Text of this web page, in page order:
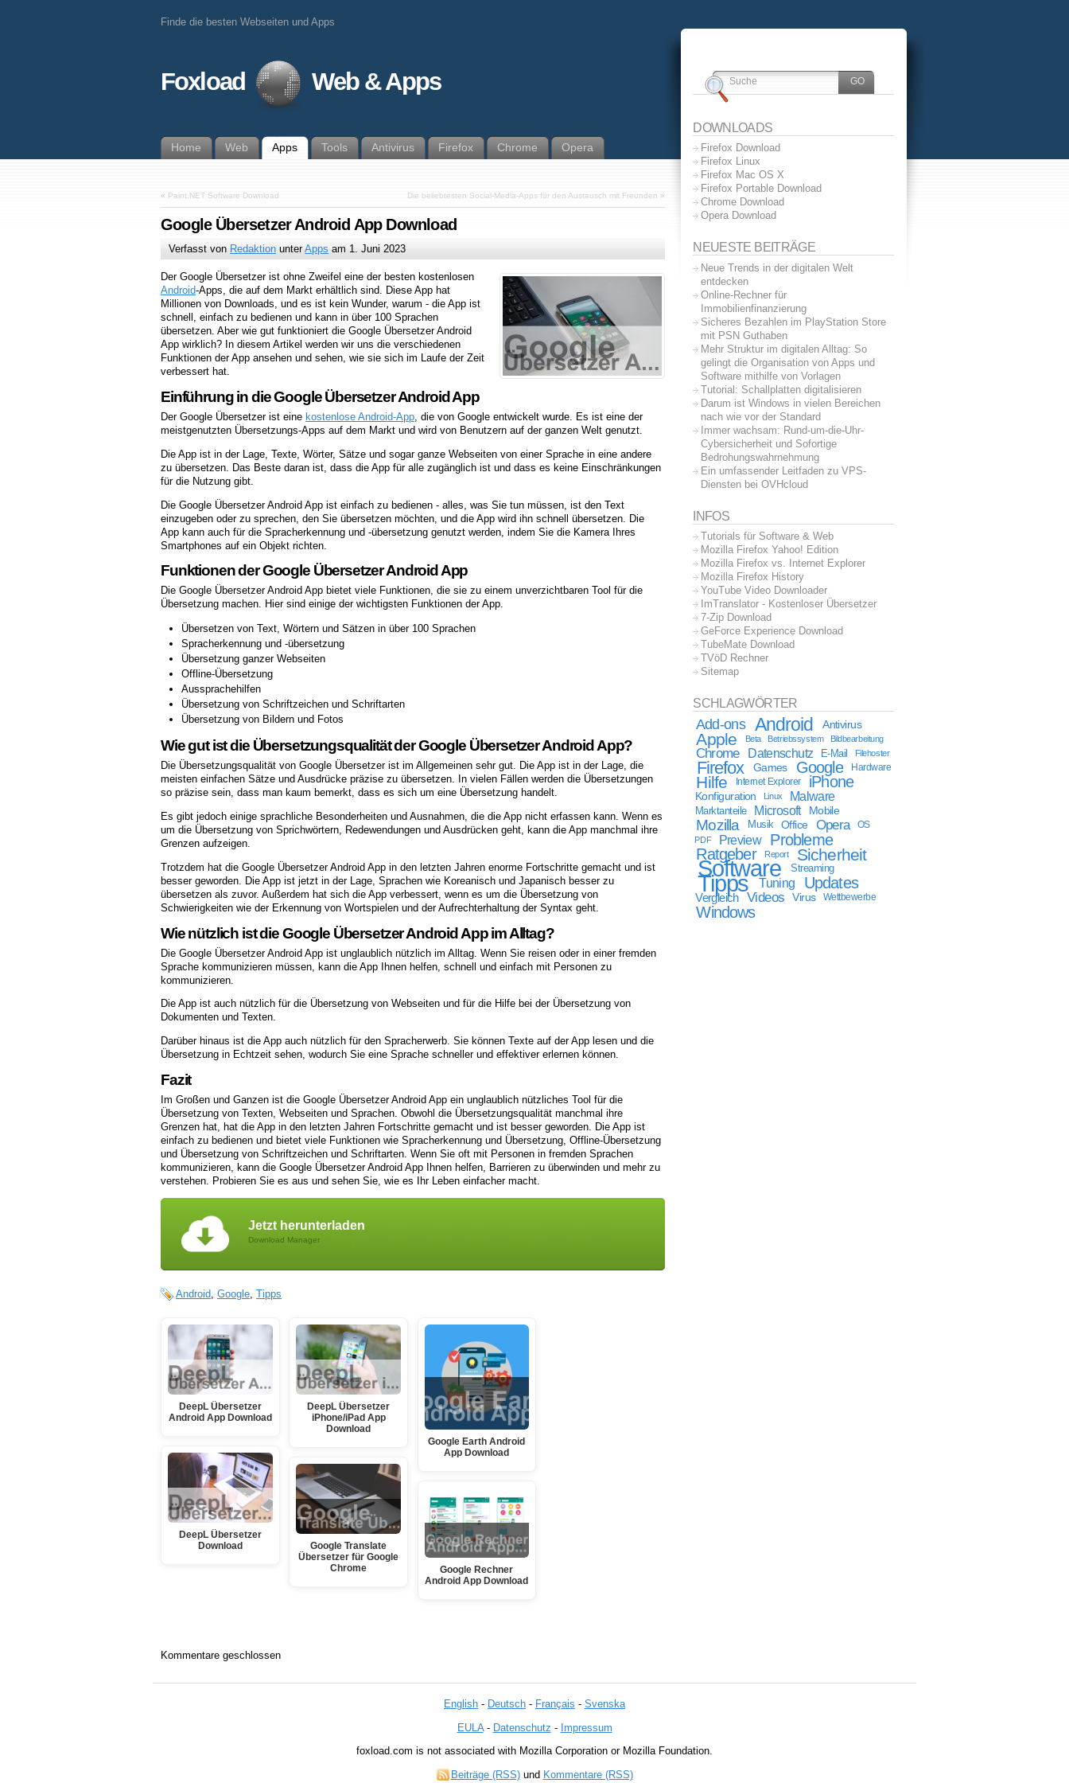
Finde die besten Webseiten und Apps
Foxload Web & Apps
Home Web Apps Tools Antivirus Firefox Chrome Opera
« Paint.NET Software Download Die beliebtesten Social-Media-Apps für den Austausch mit Freunden »
Google Übersetzer Android App Download
Verfasst von Redaktion unterApps am 1. Juni 2023
Der Google Übersetzer ist ohne Zweifel eine der besten kostenlosen
Android-Apps, die auf dem Markt erhältlich sind. Diese App hat
Millionen von Downloads, und es ist kein Wunder, warum - die App ist
schnell, einfach zu bedienen und kann in über 100 Sprachen
übersetzen. Aber wie gut funktioniert die Google Übersetzer Android
App wirklich? In diesem Artikel werden wir uns die verschiedenen
Funktionen der App ansehen und sehen, wie sie sich im Laufe der Zeit
verbessert hat.
Einführung in die Google Übersetzer Android App
Der Google Übersetzer ist eine kostenlose Android-App , die von Google entwickelt wurde. Es ist eine der
meistgenutzten Übersetzungs-Apps auf dem Markt und wird von Benutzern auf der ganzen Welt genutzt.
Die App ist in der Lage, Texte, Wörter, Sätze und sogar ganze Webseiten von einer Sprache in eine andere
zu übersetzen. Das Beste daran ist, dass die App für alle zugänglich ist und dass es keine Einschränkungen
für die Nutzung gibt.
Die Google Übersetzer Android App ist einfach zu bedienen - alles, was Sie tun müssen, ist den Text
einzugeben oder zu sprechen, den Sie übersetzen möchten, und die App wird ihn schnell übersetzen. Die
App kann auch für die Spracherkennung und -übersetzung genutzt werden, indem Sie die Kamera Ihres
Smartphones auf ein Objekt richten.
Funktionen der Google Übersetzer Android App
Die Google Übersetzer Android App bietet viele Funktionen, die sie zu einem unverzichtbaren Tool für die
Übersetzung machen. Hier sind einige der wichtigsten Funktionen der App.
Übersetzen von Text, Wörtern und Sätzen in über 100 Sprachen
Spracherkennung und -übersetzung
Übersetzung ganzer Webseiten
Offline-Übersetzung
Aussprachehilfen
Übersetzung von Schriftzeichen und Schriftarten
Übersetzung von Bildern und Fotos
Wie gut ist die Übersetzungsqualität der Google Übersetzer Android App?
Die Übersetzungsqualität von Google Übersetzer ist im Allgemeinen sehr gut. Die App ist in der Lage, die
meisten einfachen Sätze und Ausdrücke präzise zu übersetzen. In vielen Fällen werden die Übersetzungen
so präzise sein, dass man kaum bemerkt, dass es sich um eine Übersetzung handelt.
Es gibt jedoch einige sprachliche Besonderheiten und Ausnahmen, die die App nicht erfassen kann. Wenn es
um die Übersetzung von Sprichwörtern, Redewendungen und Ausdrücken geht, kann die App manchmal ihre
Grenzen aufzeigen.
Trotzdem hat die Google Übersetzer Android App in den letzten Jahren enorme Fortschritte gemacht und ist
besser geworden. Die App ist jetzt in der Lage, Sprachen wie Koreanisch und Japanisch besser zu
übersetzen als zuvor. Außerdem hat sich die App verbessert, wenn es um die Übersetzung von
Schwierigkeiten wie der Erkennung von Wortspielen und der Aufrechterhaltung der Syntax geht.
Wie nützlich ist die Google Übersetzer Android App im Alltag?
Die Google Übersetzer Android App ist unglaublich nützlich im Alltag. Wenn Sie reisen oder in einer fremden
Sprache kommunizieren müssen, kann die App Ihnen helfen, schnell und einfach mit Personen zu
kommunizieren.
Die App ist auch nützlich für die Übersetzung von Webseiten und für die Hilfe bei der Übersetzung von
Dokumenten und Texten.
Darüber hinaus ist die App auch nützlich für den Spracherwerb. Sie können Texte auf der App lesen und die
Übersetzung in Echtzeit sehen, wodurch Sie eine Sprache schneller und effektiver erlernen können.
Fazit
Im Großen und Ganzen ist die Google Übersetzer Android App ein unglaublich nützliches Tool für die
Übersetzung von Texten, Webseiten und Sprachen. Obwohl die Übersetzungsqualität manchmal ihre
Grenzen hat, hat die App in den letzten Jahren Fortschritte gemacht und ist besser geworden. Die App ist
einfach zu bedienen und bietet viele Funktionen wie Spracherkennung und Übersetzung, Offline-Übersetzung
und Übersetzung von Schriftzeichen und Schriftarten. Wenn Sie oft mit Personen in fremden Sprachen
kommunizieren, kann die Google Übersetzer Android App Ihnen helfen, Barrieren zu überwinden und mehr zu
verstehen. Probieren Sie es aus und sehen Sie, wie es Ihr Leben einfacher macht.
Jetzt herunterladen
Download Manager
Android Google Tipps
DeepL Übersetzer
Android App Download
DeepL Übersetzer
Download
DeepL Übersetzer
iPhone/iPad App
Download
Google Translate
Übersetzer für Google
Chrome
Google Earth Android
App Download
Google Rechner
Android App Download
Kommentare geschlossen
DOWNLOADS
Firefox Download
Firefox Linux
Firefox Mac OS X
Firefox Portable Download
Chrome Download
Opera Download
NEUESTE BEITRÄGE
Neue Trends in der digitalen Welt
entdecken
Online-Rechner für
Immobilienfinanzierung
Sicheres Bezahlen im PlayStation Store
mit PSN Guthaben
Mehr Struktur im digitalen Alltag: So
gelingt die Organisation von Apps und
Software mithilfe von Vorlagen
Tutorial: Schallplatten digitalisieren
Darum ist Windows in vielen Bereichen
nach wie vor der Standard
Immer wachsam: Rund-um-die-Uhr-
Cybersicherheit und Sofortige
Bedrohungswahrnehmung
Ein umfassender Leitfaden zu VPS-
Diensten bei OVHcloud
INFOS
Tutorials für Software & Web
Mozilla Firefox Yahoo! Edition
Mozilla Firefox vs. Internet Explorer
Mozilla Firefox History
YouTube Video Downloader
ImTranslator - Kostenloser Übersetzer
7-Zip Download
GeForce Experience Download
TubeMate Download
TVöD Rechner
Sitemap
SCHLAGWÖRTER
Add-ons Android Antivirus
Apple Beta Betriebssystem Bildbearbeitung
Chrome Datenschutz E-Mail Filehoster
Firefox Games Google Hardware
Hilfe Internet Explorer iPhone
Konfiguration Linux Malware
Marktanteile Microsoft Mobile
Mozilla Musik Office Opera
OS
PDF
Preview
Probleme
Ratgeber
Report Sicherheit
Software Streaming
Tipps Tuning Updates
Vergleich Videos Virus Wettbewerbe
Windows
English - Deutsch - Français - Svenska
EULA- Datenschutz - Impressum
foxload.com is not associated with Mozilla Corporation or Mozilla Foundation.
Beiträge (RSS)und Kommentare (RSS)